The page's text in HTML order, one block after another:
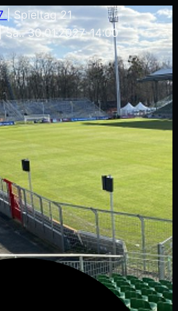
| Spieltag 21
Sa.. 30.01.2027-14:00